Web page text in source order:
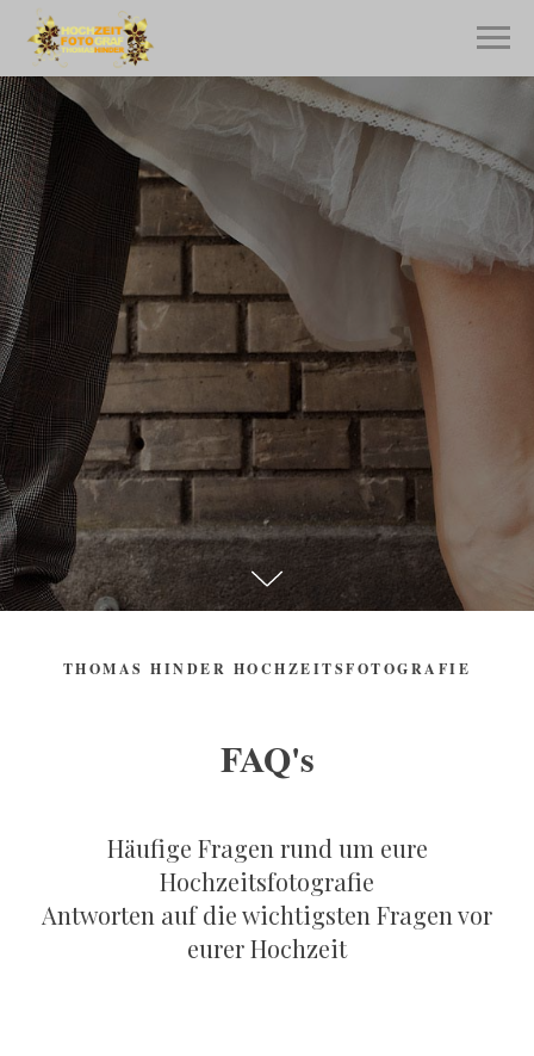
THOMAS HINDER HOCHZEITSFOTOGRAFIE
FAQ's
Häufige Fragen rund um eure
Hochzeitsfotografie
Antworten auf die wichtigsten Fragen vor
eurer Hochzeit